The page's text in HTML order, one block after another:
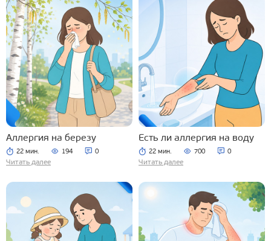
Аллергия на березу
22 мин. 194 0
Читать далее
Есть ли аллергия на воду
22 мин. 700 0
Читать далее